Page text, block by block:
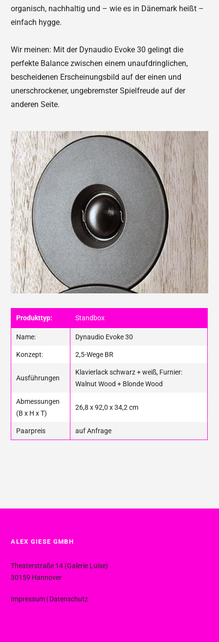
organisch, nachhaltig und – wie es in Dänemark heißt –
einfach hygge.
Wir meinen: Mit der Dynaudio Evoke 30 gelingt die
perfekte Balance zwischen einem unaufdringlichen,
bescheidenen Erscheinungsbild auf der einen und
unerschrockener, ungebremster Spielfreude auf der
anderen Seite.
Produkttyp: Standbox
Name: Dynaudio Evoke 30
Konzept: 2,5-Wege BR
Ausführungen
Klavierlack schwarz + weiß, Furnier:
Walnut Wood + Blonde Wood
Abmessungen
(B x H x T)
26,8 x 92,0 x 34,2 cm
Paarpreis auf Anfrage
ALEX GIESE GMBH
Theaterstraße 14 (Galerie Luise)
30159 Hannover
Impressum | Datenschutz